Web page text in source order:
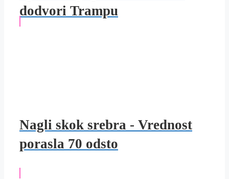
dodvori Trampu
Nagli skok srebra - Vrednost
porasla 70 odsto